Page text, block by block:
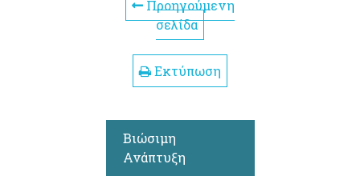
Προηγούμενη
σελίδα
Εκτύπωση
Βιώσιμη
Ανάπτυξη